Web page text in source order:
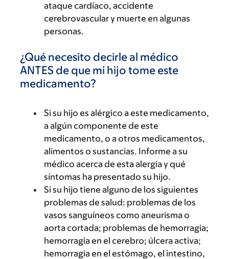
ataque cardíaco, accidente
cerebrovascular y muerte en algunas
personas.
¿Qué necesito decirle al médico
ANTES de que mi hijo tome este
medicamento?
Si su hijo es alérgico a este medicamento,
a algún componente de este
medicamento, o a otros medicamentos,
alimentos o sustancias. Informe a su
médico acerca de esta alergia y qué
síntomas ha presentado su hijo.
Si su hijo tiene alguno de los siguientes
problemas de salud: problemas de los
vasos sanguíneos como aneurisma o
aorta cortada; problemas de hemorragia;
hemorragia en el cerebro; úlcera activa;
hemorragia en el estómago, el intestino,